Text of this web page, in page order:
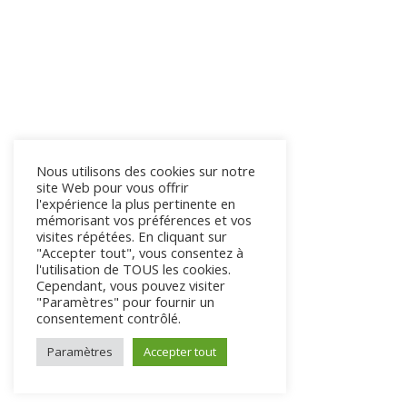
Nous utilisons des cookies sur notre
site Web pour vous offrir
l'expérience la plus pertinente en
mémorisant vos préférences et vos
visites répétées. En cliquant sur
"Accepter tout", vous consentez à
l'utilisation de TOUS les cookies.
Cependant, vous pouvez visiter
"Paramètres" pour fournir un
consentement contrôlé.
Paramètres Accepter tout